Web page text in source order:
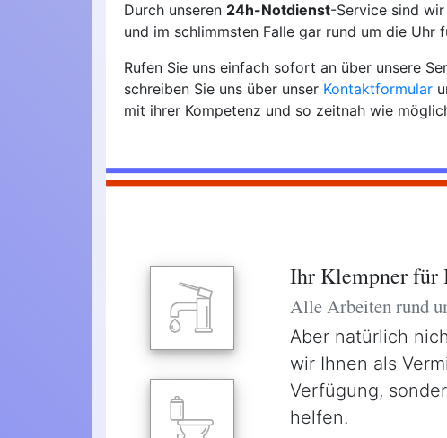
Durch unseren 24h-Notdienst-Service sind
und im schlimmsten Falle gar rund um die Uhr
Rufen Sie uns einfach sofort an über unsere
schreiben Sie uns über unser Kontaktformular
mit ihrer Kompetenz und so zeitnah wie
Ihr Klempner für
Alle Arbeiten rund
Aber natürlich
wir Ihnen als
Verfügung,
helfen.